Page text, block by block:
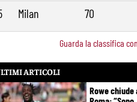
Milan 70
Guarda la classifica
ARTICOLI
Rowe chiude